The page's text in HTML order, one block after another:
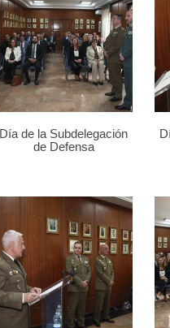
Día de la Subdelegación
de Defensa